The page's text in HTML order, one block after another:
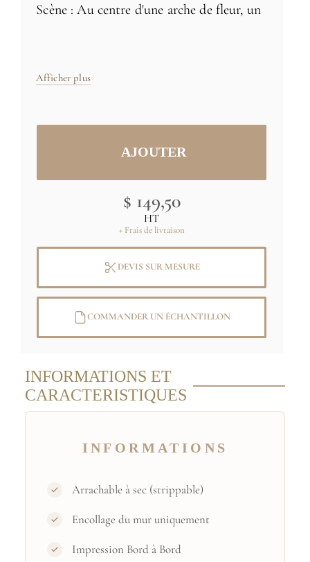
Scène : Au centre d'une arche de fleur, un
plan, appuyés sur un rocher, les deux
Fait partie d'une série de9 panneaux
Chaque panneau peut être
Taille: H 155m x L 39cm - livré en 1 lé de
39 cm de largeur
Tailles et couleurs spécifiques
demande
Image originale: (C) RMN-Grand Palais
Afficher plus
$ 149,50
HT
+ Frais de livraison
DEVIS SUR MESURE
COMMANDER UN ÉCHANTILLON
INFORMATIONS ET
CARACTERISTIQUES
INFORMATIONS
Arrachable à sec (strippable)
Encollage du mur uniquement
Impression Bord à Bord